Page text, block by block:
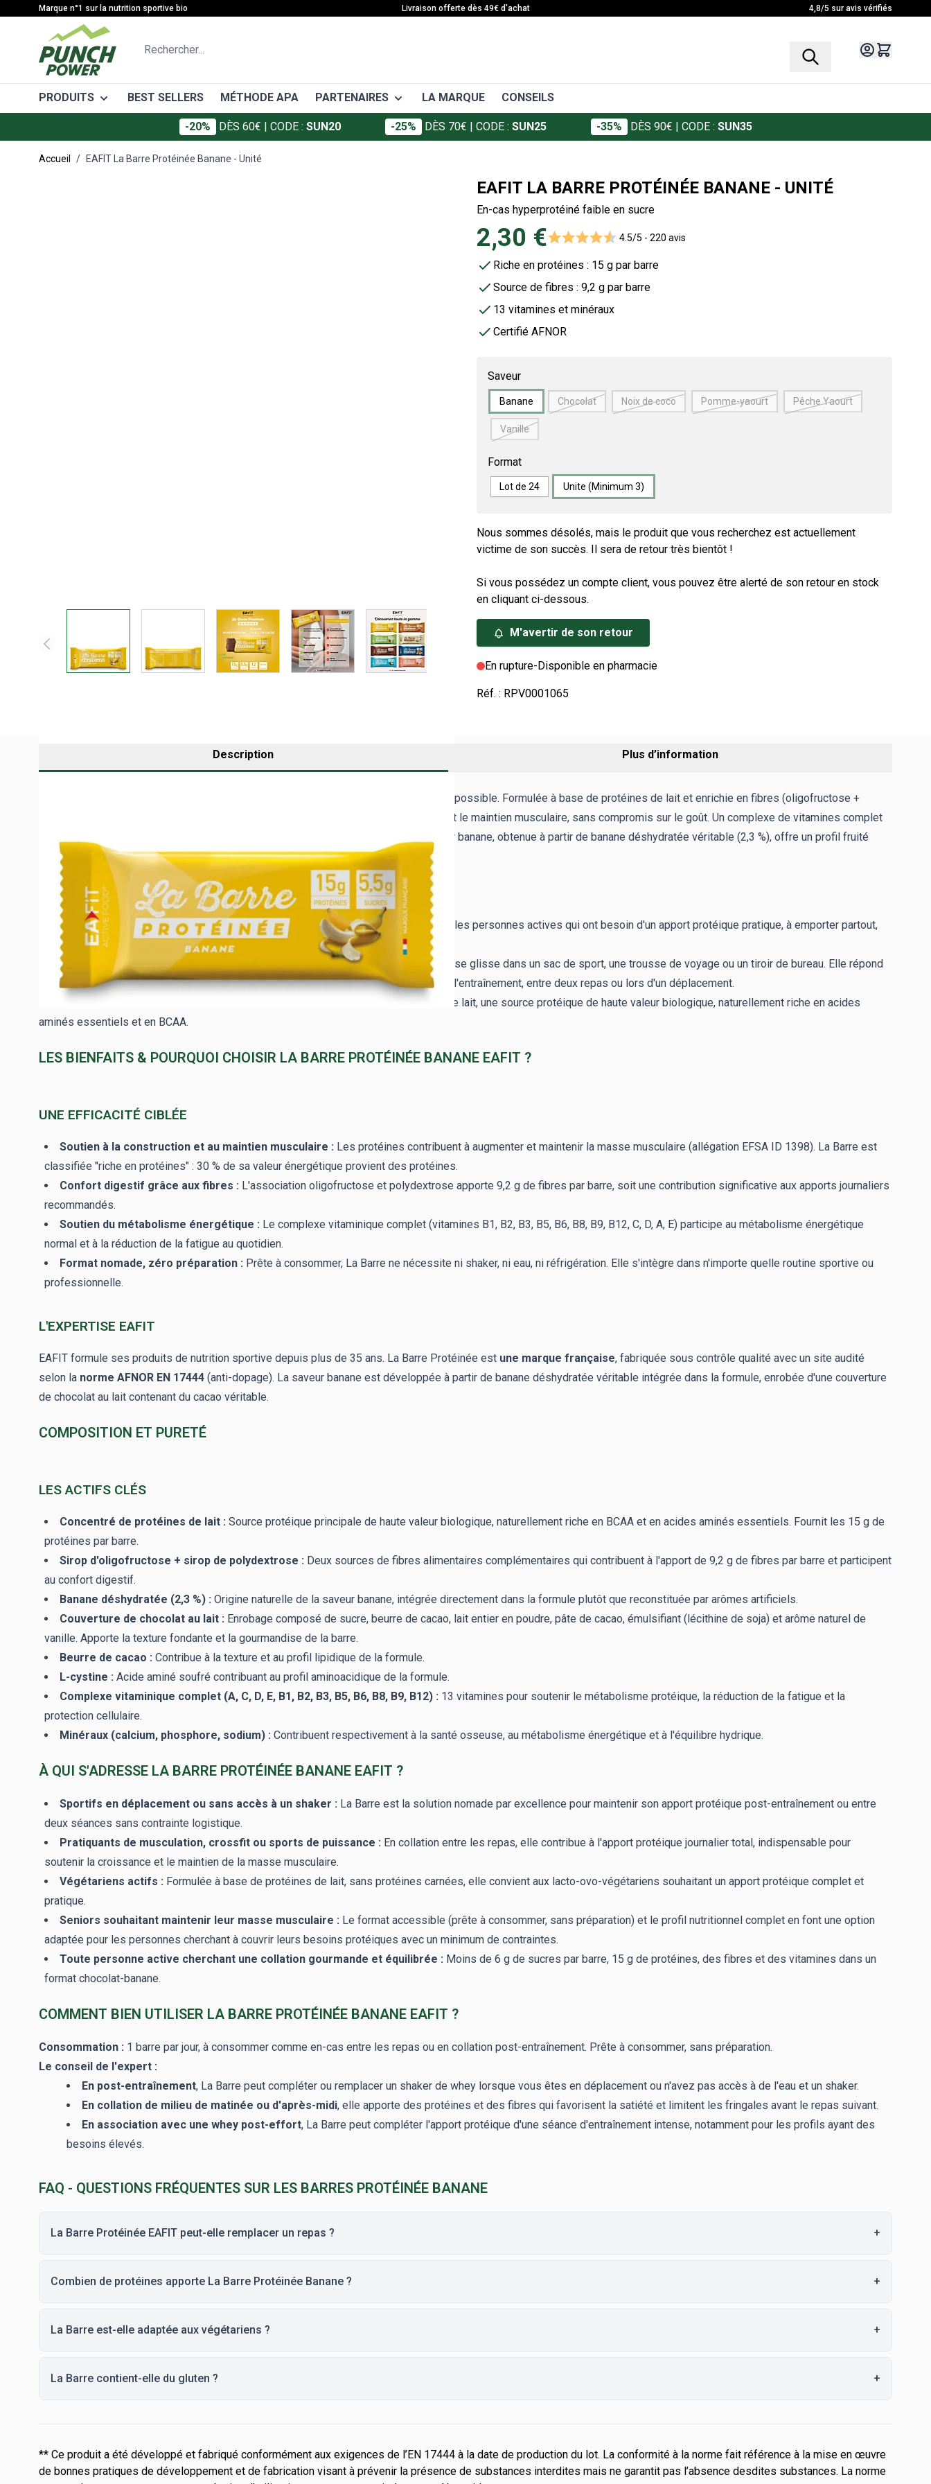
Allez au contenuMarque n°1 sur la nutrition sportive bio Livraison offerte dès 49€ d'achat 4,8/5 sur avis vérifiés
Rechercher...
PRODUITS
Décontractants musculaires
Crèmes et gels
Vitamines et minéraux
Défenses immunitaires
Minceur
BEST SELLERS MÉTHODE APA PARTENAIRES
EAFIT
LA MARQUE CONSEILS
-20% DÈS 60€ | CODE : SUN20 -25% DÈS 70€ | CODE : SUN25 -35% DÈS 90€ | CODE : SUN35
Accueil / EAFIT La Barre Protéinée Banane - Unité
View larger imageView larger imageView larger imageView larger imageView larger imageView larger imageView larger image
EAFIT LA BARRE PROTÉINÉE BANANE - UNITÉ
En-cas hyperprotéiné faible en sucre
2,30 € 4.5/5 - 220 avis
Riche en protéines : 15 g par barre
Source de fibres : 9,2 g par barre
13 vitamines et minéraux
Certifié AFNOR
Saveur
Banane Chocolat Noix de coco Pomme-yaourt Pêche Yaourt
Vanille
Format
Lot de 24 Unite (Minimum 3)
Nous sommes désolés, mais le produit que vous recherchez est actuellement
victime de son succès. Il sera de retour très bientôt !
Si vous possédez un compte client, vous pouvez être alerté de son retour en stock
en cliquant ci-dessous.
M'avertir de son retour
En rupture-Disponible en pharmacie
Réf. : RPV0001065
Description Plus d’information
La Barre Protéinée EAFIT est l'en-cas idéal quand la préparation d'un shaker n'est pas possible. Formulée à base de protéines de lait et enrichie en fibres (oligofructose +
polydextrose), elle apporte 15 g de protéines par barre pour soutenir la construction et le maintien musculaire, sans compromis sur le goût. Un complexe de vitamines complet
complète la formule pour soutenir le métabolisme énergétique au quotidien. La saveur banane, obtenue à partir de banane déshydratée véritable (2,3 %), offre un profil fruité
naturel enrobé de chocolat au lait.
QU'EST-CE QUE LA BARRE PROTÉINÉE EAFIT ?
La Barre Protéinée EAFIT est un en-cas riche en protéines, pensé pour les sportifs et les personnes actives qui ont besoin d'un apport protéique pratique, à emporter partout,
sans préparation.
Contrairement à une poudre de protéines qui nécessite un shaker et de l'eau, La Barre se glisse dans un sac de sport, une trousse de voyage ou un tiroir de bureau. Elle répond
au besoin d'apport protéique dans tous les contextes de la journée, que ce soit après l'entraînement, entre deux repas ou lors d'un déplacement.
issues de concentré de protéines de lait, une source protéique de haute valeur biologique, naturellement riche en acides
aminés essentiels et en BCAA.
LES BIENFAITS & POURQUOI CHOISIR LA BARRE PROTÉINÉE BANANE EAFIT ?
UNE EFFICACITÉ CIBLÉE
Soutien à la construction et au maintien musculaire : Les protéines contribuent à augmenter et maintenir la masse musculaire (allégation EFSA ID 1398). La Barre est
classifiée "riche en protéines" : 30 % de sa valeur énergétique provient des protéines.
Confort digestif grâce aux fibres : L'association oligofructose et polydextrose apporte 9,2 g de fibres par barre, soit une contribution significative aux apports journaliers
recommandés.
Soutien du métabolisme énergétique : Le complexe vitaminique complet (vitamines B1, B2, B3, B5, B6, B8, B9, B12, C, D, A, E) participe au métabolisme énergétique
normal et à la réduction de la fatigue au quotidien.
Format nomade, zéro préparation : Prête à consommer, La Barre ne nécessite ni shaker, ni eau, ni réfrigération. Elle s'intègre dans n'importe quelle routine sportive ou
professionnelle.
L'EXPERTISE EAFIT
EAFIT formule ses produits de nutrition sportive depuis plus de 35 ans. La Barre Protéinée est une marque française, fabriquée sous contrôle qualité avec un site audité
selon la norme AFNOR EN 17444 (anti-dopage). La saveur banane est développée à partir de banane déshydratée véritable intégrée dans la formule, enrobée d'une couverture
de chocolat au lait contenant du cacao véritable.
COMPOSITION ET PURETÉ
LES ACTIFS CLÉS
Concentré de protéines de lait : Source protéique principale de haute valeur biologique, naturellement riche en BCAA et en acides aminés essentiels. Fournit les 15 g de
protéines par barre.
Sirop d'oligofructose + sirop de polydextrose : Deux sources de fibres alimentaires complémentaires qui contribuent à l'apport de 9,2 g de fibres par barre et participent
au confort digestif.
Banane déshydratée (2,3 %) : Origine naturelle de la saveur banane, intégrée directement dans la formule plutôt que reconstituée par arômes artificiels.
Couverture de chocolat au lait : Enrobage composé de sucre, beurre de cacao, lait entier en poudre, pâte de cacao, émulsifiant (lécithine de soja) et arôme naturel de
vanille. Apporte la texture fondante et la gourmandise de la barre.
Beurre de cacao : Contribue à la texture et au profil lipidique de la formule.
L-cystine : Acide aminé soufré contribuant au profil aminoacidique de la formule.
Complexe vitaminique complet (A, C, D, E, B1, B2, B3, B5, B6, B8, B9, B12) : 13 vitamines pour soutenir le métabolisme protéique, la réduction de la fatigue et la
protection cellulaire.
Minéraux (calcium, phosphore, sodium) : Contribuent respectivement à la santé osseuse, au métabolisme énergétique et à l'équilibre hydrique.
À QUI S'ADRESSE LA BARRE PROTÉINÉE BANANE EAFIT ?
Sportifs en déplacement ou sans accès à un shaker : La Barre est la solution nomade par excellence pour maintenir son apport protéique post-entraînement ou entre
deux séances sans contrainte logistique.
Pratiquants de musculation, crossfit ou sports de puissance : En collation entre les repas, elle contribue à l'apport protéique journalier total, indispensable pour
soutenir la croissance et le maintien de la masse musculaire.
Végétariens actifs : Formulée à base de protéines de lait, sans protéines carnées, elle convient aux lacto-ovo-végétariens souhaitant un apport protéique complet et
pratique.
Seniors souhaitant maintenir leur masse musculaire : Le format accessible (prête à consommer, sans préparation) et le profil nutritionnel complet en font une option
adaptée pour les personnes cherchant à couvrir leurs besoins protéiques avec un minimum de contraintes.
Toute personne active cherchant une collation gourmande et équilibrée : Moins de 6 g de sucres par barre, 15 g de protéines, des fibres et des vitamines dans un
format chocolat-banane.
COMMENT BIEN UTILISER LA BARRE PROTÉINÉE BANANE EAFIT ?
Consommation : 1 barre par jour, à consommer comme en-cas entre les repas ou en collation post-entraînement. Prête à consommer, sans préparation.
Le conseil de l'expert :
En post-entraînement, La Barre peut compléter ou remplacer un shaker de whey lorsque vous êtes en déplacement ou n'avez pas accès à de l'eau et un shaker.
En collation de milieu de matinée ou d'après-midi, elle apporte des protéines et des fibres qui favorisent la satiété et limitent les fringales avant le repas suivant.
En association avec une whey post-effort, La Barre peut compléter l'apport protéique d'une séance d'entraînement intense, notamment pour les profils ayant des
besoins élevés.
FAQ - QUESTIONS FRÉQUENTES SUR LES BARRES PROTÉINÉE BANANE
La Barre Protéinée EAFIT peut-elle remplacer un repas ? +
Combien de protéines apporte La Barre Protéinée Banane ? +
La Barre est-elle adaptée aux végétariens ? +
La Barre contient-elle du gluten ? +
** Ce produit a été développé et fabriqué conformément aux exigences de l’EN 17444 à la date de production du lot. La conformité à la norme fait référence à la mise en œuvre
de bonnes pratiques de développement et de fabrication visant à prévenir la présence de substances interdites mais ne garantit pas l’absence desdites substances. La norme